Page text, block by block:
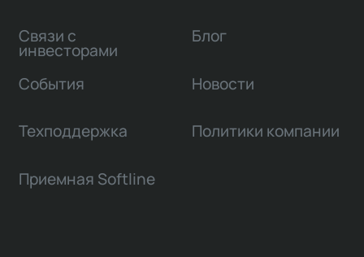
Связи с
инвесторами
Блог
События Новости
Техподдержка Политики компании
Приемная Softline